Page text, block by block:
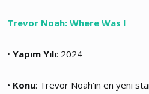
Trevor Noah: Where Was I
• Yapım Yılı: 2024
• Konu: Trevor Noah’ın en yeni